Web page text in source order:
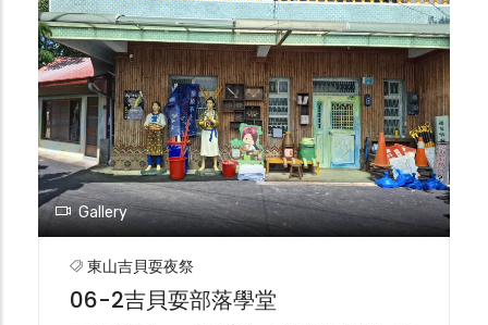
Gallery
東山吉貝耍夜祭
06-2吉貝耍部落學堂